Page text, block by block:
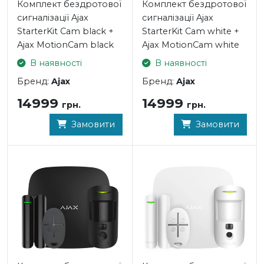
камер додати 200 користувачів і створити 25 групдля
керування охороною приміщень, а радіомережа
системи може покрити до 35 км2 при використанні 5
ретрансляторів ReX.
- Стабільність мобільного зв'язку завдяки GSM-модулю
для 2 SIM-карт з автоматичним перемиканням між 2G |
- Надійне інтернет-з'єднання за допомогою
(основний канал зв'язку) і Wi-Fi (резервний).
- Визначення та запобігання глушіння, шифрування
каналів, аутентифікація для запобігання підробці.
- Захист тампером від зриву.
- Перевірка працездатності датчиків кожні 12 секунд.
- Оповіщення про зникнення електроживлення і
робота від резервного акумулятора до 15 годин.
Комплект бездротової
сигналізації Ajax
StarterKit Cam black +
Ajax MotionCam black
В наявності
Бренд: Ajax
14999 грн.
Замовити
Комплект бездротової
сигналізації Ajax
StarterKit Cam white +
Ajax MotionCam white
В наявності
Бренд: Ajax
14999 грн.
Замовити